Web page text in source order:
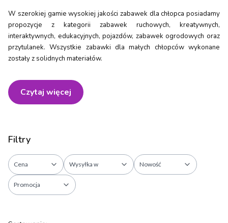
W szerokiej gamie wysokiej jakości zabawek dla chłopca posiadamy
propozycje z kategorii zabawek ruchowych, kreatywnych,
interaktywnych, edukacyjnych, pojazdów, zabawek ogrodowych oraz
przytulanek. Wszystkie zabawki dla małych chłopców wykonane
zostały z solidnych materiałów.
Czytaj więcej
Filtry
Cena Wysyłka w Nowość
Promocja